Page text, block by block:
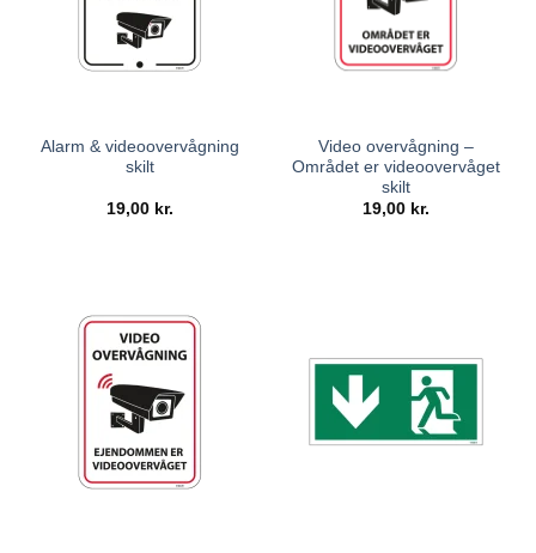
Alarm & videoovervågning
skilt
19,00 kr.
Video overvågning –
Området er videoovervåget
skilt
19,00 kr.